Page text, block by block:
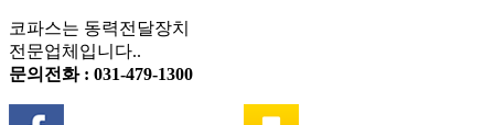
코파스는 동력전달장치
전문업체입니다..
문의전화 : 031-479-1300